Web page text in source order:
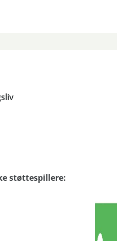
støttespillere: